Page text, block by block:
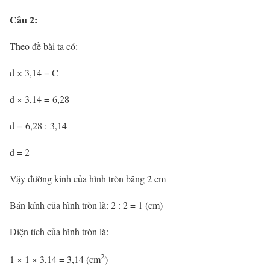
Câu 2:
Theo đề bài ta có:
d × 3,14 = C
d × 3,14 = 6,28
d = 6,28 : 3,14
d = 2
Vậy đường kính của hình tròn bằng 2 cm
Bán kính của hình tròn là: 2 : 2 = 1 (cm)
Diện tích của hình tròn là:
1 × 1 × 3,14 = 3,14 (cm2)